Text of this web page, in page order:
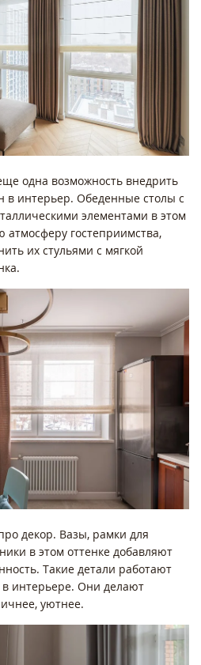
одна возможность внедрить
в интерьер. Обеденные столы с
элементами в этом
атмосферу гостеприимства,
их стульями с мягкой
декор. Вазы, рамки для
в этом оттенке добавляют
Такие детали работают
интерьере. Они делают
уютнее.